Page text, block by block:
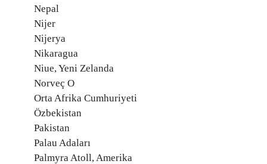
Nepal
Nijer
Nijerya
Nikaragua
Niue, Yeni Zelanda
Norveç O
Orta Afrika Cumhuriyeti
Özbekistan
Pakistan
Palau Adaları
Palmyra Atoll, Amerika